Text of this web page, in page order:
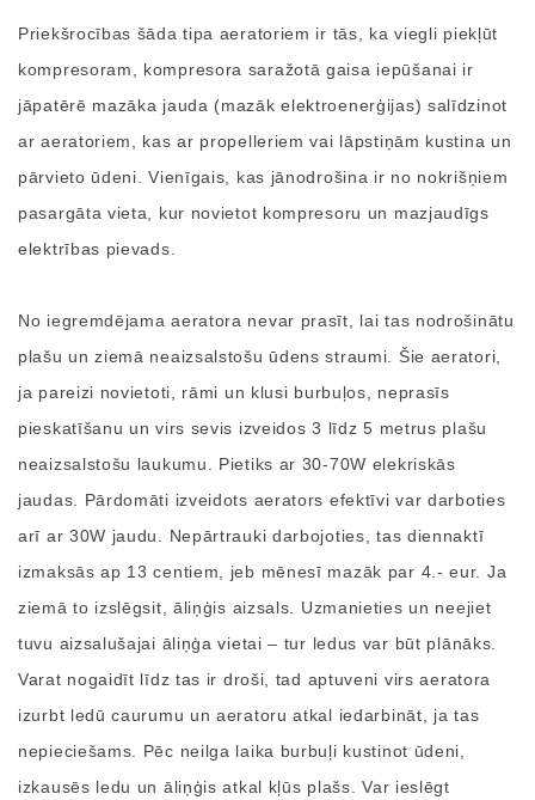
Priekšrocības šāda tipa aeratoriem ir tās, ka viegli piekļūt
kompresoram, kompresora saražotā gaisa iepūšanai ir
jāpatērē mazāka jauda (mazāk elektroenerģijas) salīdzinot
ar aeratoriem, kas ar propelleriem vai lāpstiņām kustina un
pārvieto ūdeni. Vienīgais, kas jānodrošina ir no nokrišņiem
pasargāta vieta, kur novietot kompresoru un mazjaudīgs
elektrības pievads.
No iegremdējama aeratora nevar prasīt, lai tas nodrošinātu
plašu un ziemā neaizsalstošu ūdens straumi. Šie aeratori,
ja pareizi novietoti, rāmi un klusi burbuļos, neprasīs
pieskatīšanu un virs sevis izveidos 3 līdz 5 metrus plašu
neaizsalstošu laukumu. Pietiks ar 30-70W elekriskās
jaudas. Pārdomāti izveidots aerators efektīvi var darboties
arī ar 30W jaudu. Nepārtrauki darbojoties, tas diennaktī
izmaksās ap 13 centiem, jeb mēnesī mazāk par 4.- eur. Ja
ziemā to izslēgsit, āliņģis aizsals. Uzmanieties un neejiet
tuvu aizsalušajai āliņģa vietai – tur ledus var būt plānāks.
Varat nogaidīt līdz tas ir droši, tad aptuveni virs aeratora
izurbt ledū caurumu un aeratoru atkal iedarbināt, ja tas
nepieciešams. Pēc neilga laika burbuļi kustinot ūdeni,
izkausēs ledu un āliņģis atkal kļūs plašs. Var ieslēgt